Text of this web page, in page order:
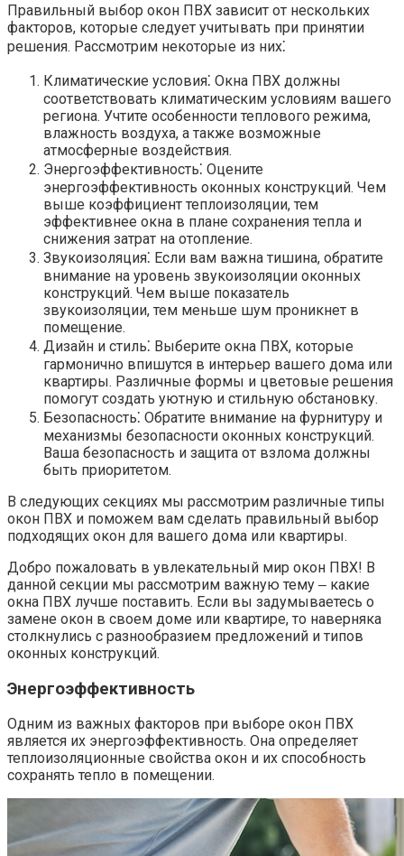
Правильный выбор окон ПВХ зависит от нескольких
факторов, которые следует учитывать при принятии
решения.​ Рассмотрим некоторые из них⁚
Климатические условия⁚ Окна ПВХ должны
соответствовать климатическим условиям вашего
региона.​ Учтите особенности теплового режима,
влажность воздуха, а также возможные
атмосферные воздействия.
Энергоэффективность⁚ Оцените
энергоэффективность оконных конструкций.​ Чем
выше коэффициент теплоизоляции, тем
эффективнее окна в плане сохранения тепла и
снижения затрат на отопление.​
Звукоизоляция⁚ Если вам важна тишина, обратите
внимание на уровень звукоизоляции оконных
конструкций.​ Чем выше показатель
звукоизоляции, тем меньше шум проникнет в
помещение.​
Дизайн и стиль⁚ Выберите окна ПВХ, которые
гармонично впишутся в интерьер вашего дома или
квартиры. Различные формы и цветовые решения
помогут создать уютную и стильную обстановку.​
Безопасность⁚ Обратите внимание на фурнитуру и
механизмы безопасности оконных конструкций.​
Ваша безопасность и защита от взлома должны
быть приоритетом.​
В следующих секциях мы рассмотрим различные типы
окон ПВХ и поможем вам сделать правильный выбор
подходящих окон для вашего дома или квартиры.​
Добро пожаловать в увлекательный мир окон ПВХ! В
данной секции мы рассмотрим важную тему ‒ какие
окна ПВХ лучше поставить.​ Если вы задумываетесь о
замене окон в своем доме или квартире, то наверняка
столкнулись с разнообразием предложений и типов
оконных конструкций.​
Энергоэффективность
Одним из важных факторов при выборе окон ПВХ
является их энергоэффективность.​ Она определяет
теплоизоляционные свойства окон и их способность
сохранять тепло в помещении.​